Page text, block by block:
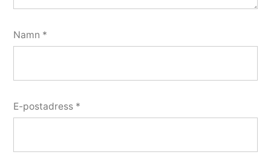
Namn *
E-postadress *